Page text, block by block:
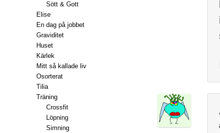
Sött & Gott
Elise
En dag på jobbet
Graviditet
Huset
Kärlek
Mitt så kallade liv
Osorterat
Tilia
Träning
Crossfit
Löpning
Simning